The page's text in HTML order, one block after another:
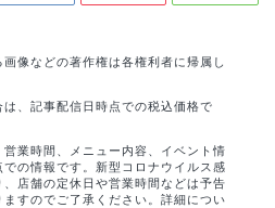
像などの著作権は各権利者に帰属し
、記事配信日時点での税込価格で
業時間、メニュー内容、イベント情
の情報です。新型コロナウイルス感
店舗の定休日や営業時間などは予告
すのでご了承ください。詳細につい